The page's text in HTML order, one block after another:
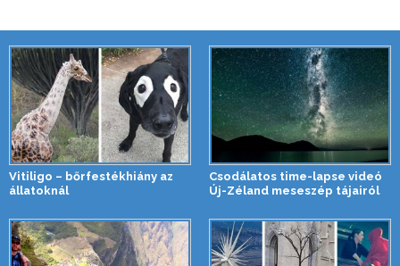
Vitiligo – bőrfestékhiány az
állatoknál
Csodálatos time-lapse videó
Új-Zéland meseszép tájairól